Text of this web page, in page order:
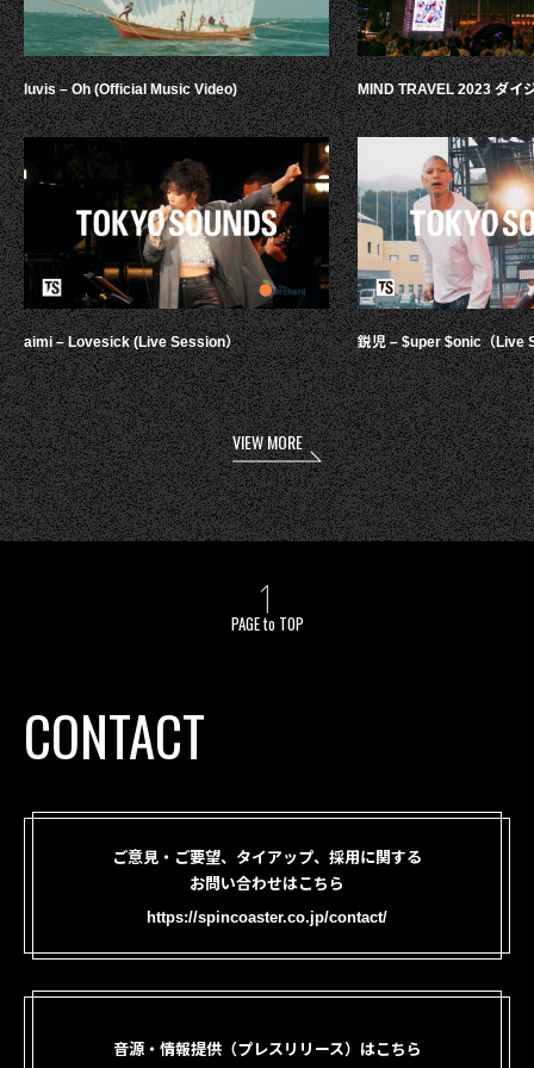
luvis – Oh (Official Music Video)
aimi – Lovesick (Live Session）
MIND TRAVEL 2023 ダイ
鋭児 – $uper $onic（Live
VIEW MORE
PAGE to TOP
CONTACT
ご意見・ご要望、タイアップ、採用に関する
お問い合わせはこちら
https://spincoaster.co.jp/contact/
音源・情報提供（プレスリリース）はこちら